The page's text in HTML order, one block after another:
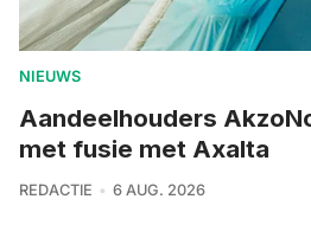
NIEUWS
Aandeelhouders
met fusie met Axalta
REDACTIE 6 AUG. 2026